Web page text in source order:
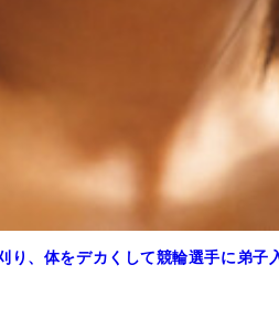
、体をデカくして競輪選手に弟子